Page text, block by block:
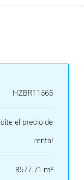
HZBR11565
el precio de
renta!
8577.71 m²